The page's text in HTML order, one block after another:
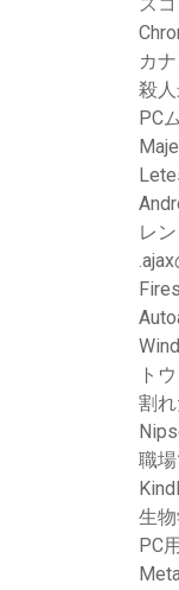
カ
殺
PC
レ
ト
割
職
生
PC